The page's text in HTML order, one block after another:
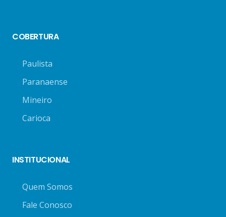
COBERTURA
Paulista
Paranaense
Mineiro
Carioca
INSTITUCIONAL
Quem Somos
Fale Conosco